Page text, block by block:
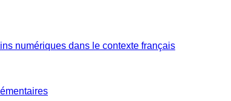
numériques dans le contexte français